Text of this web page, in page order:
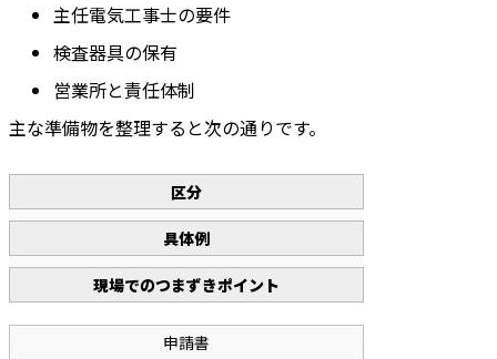
主任電気工事士の要件
検査器具の保有
営業所と責任体制
主な準備物を整理すると次の通りです。
区分
具体例
現場でのつまずきポイント
申請書